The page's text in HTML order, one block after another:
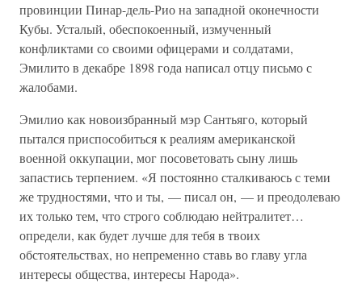
провинции Пинар-дель-Рио на западной оконечности
Кубы. Усталый, обеспокоенный, измученный
конфликтами со своими офицерами и солдатами,
Эмилито в декабре 1898 года написал отцу письмо с
жалобами.
Эмилио как новоизбранный мэр Сантьяго, который
пытался приспособиться к реалиям американской
военной оккупации, мог посоветовать сыну лишь
запастись терпением. «Я постоянно сталкиваюсь с теми
же трудностями, что и ты, — писал он, — и преодолеваю
их только тем, что строго соблюдаю нейтралитет…
определи, как будет лучше для тебя в твоих
обстоятельствах, но непременно ставь во главу угла
интересы общества, интересы Народа».